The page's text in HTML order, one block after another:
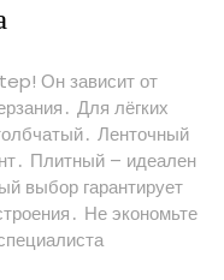
Он зависит от
Для лёгких
Ленточный
Плитный – идеален
выбор гарантирует
Не экономьте